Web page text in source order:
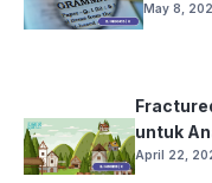
May 8,
untuk
April 22,